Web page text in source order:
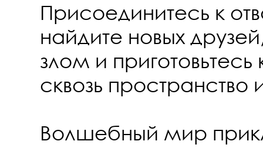
Присоединитесь к
найдите новых
злом и
сквозь пространство
Волшебный мир